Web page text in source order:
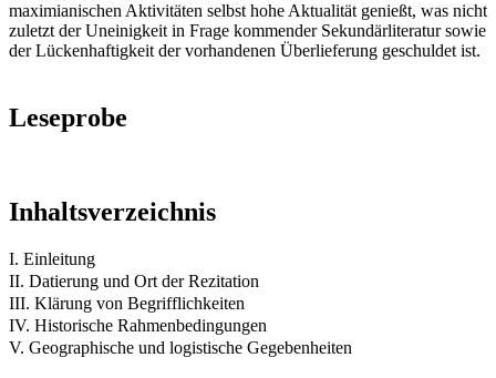
maximianischen Aktivitäten selbst hohe Aktualität genießt, was nicht
zuletzt der Uneinigkeit in Frage kommender Sekundärliteratur sowie
der Lückenhaftigkeit der vorhandenen Überlieferung geschuldet ist.
Leseprobe
Inhaltsverzeichnis
I. Einleitung
II. Datierung und Ort der Rezitation
III. Klärung von Begrifflichkeiten
IV. Historische Rahmenbedingungen
V. Geographische und logistische Gegebenheiten